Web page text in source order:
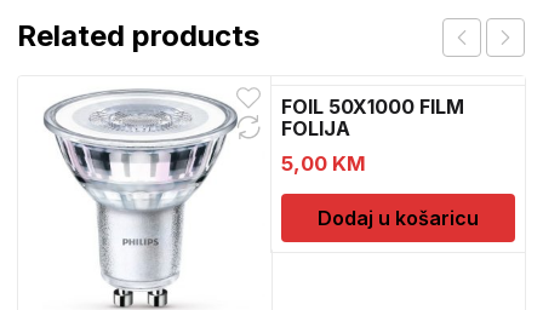
Related products
FOIL 50X1000 FILM
FOLIJA
5,00 KM
Dodaj u košaricu